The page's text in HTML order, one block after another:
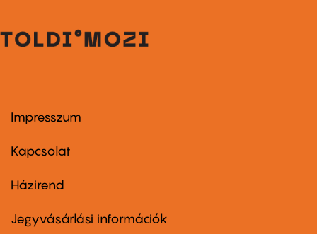
Footer
first
Impresszum
Kapcsolat
Footer
second
Házirend
Jegyvásárlási információk